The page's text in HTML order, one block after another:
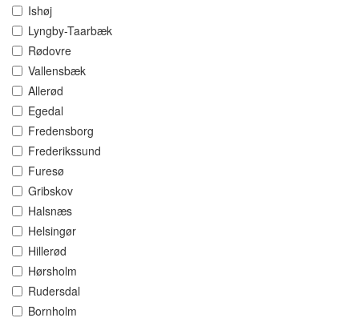
Ishøj
Lyngby-Taarbæk
Rødovre
Vallensbæk
Allerød
Egedal
Fredensborg
Frederikssund
Furesø
Gribskov
Halsnæs
Helsingør
Hillerød
Hørsholm
Rudersdal
Bornholm